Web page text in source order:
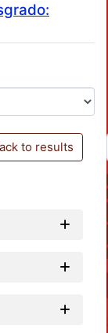
to results